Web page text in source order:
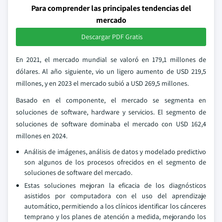
Para comprender las principales tendencias del
mercado
Descargar PDF Gratis
En 2021, el mercado mundial se valoró en 179,1 millones de
dólares. Al año siguiente, vio un ligero aumento de USD 219,5
millones, y en 2023 el mercado subió a USD 269,5 millones.
Basado en el componente, el mercado se segmenta en
soluciones de software, hardware y servicios. El segmento de
soluciones de software dominaba el mercado con USD 162,4
millones en 2024.
Análisis de imágenes, análisis de datos y modelado predictivo
son algunos de los procesos ofrecidos en el segmento de
soluciones de software del mercado.
Estas soluciones mejoran la eficacia de los diagnósticos
asistidos por computadora con el uso del aprendizaje
automático, permitiendo a los clínicos identificar los cánceres
temprano y los planes de atención a medida, mejorando los